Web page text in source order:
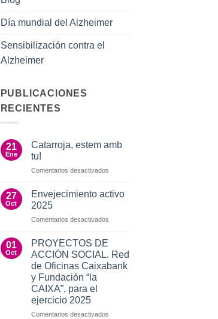
Día mundial del Alzheimer
Sensibilización contra el
Alzheimer
PUBLICACIONES
RECIENTES
21
Ene
Catarroja, estem amb
tu!
Comentarios desactivadosen
estem
27
Oct
Envejecimiento activo
2025
Comentarios desactivadosen
2025
01
Oct
PROYECTOS DE
ACCIÓN SOCIAL. Red
de Oficinas Caixabank
y Fundación “la
CAIXA”, para el
ejercicio 2025
Comentarios desactivadosen